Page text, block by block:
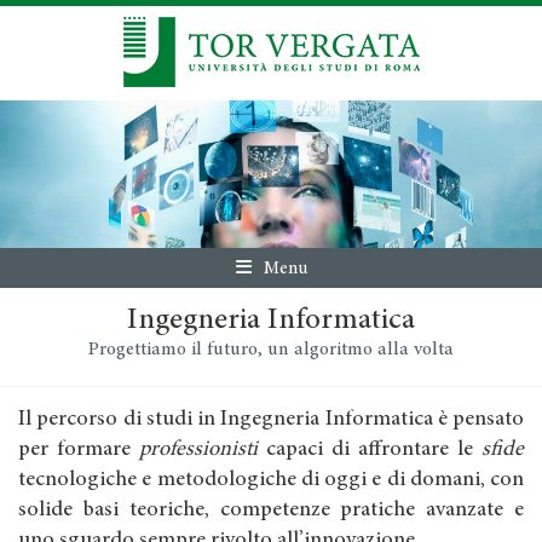
Menu
Ingegneria Informatica
Progettiamo il futuro, un algoritmo alla volta
Il percorso di studi in Ingegneria Informatica è pensato
per formare professionisticapaci di affrontare le sfide
tecnologiche e metodologiche di oggi e di domani, con
solide basi teoriche, competenze pratiche avanzate e